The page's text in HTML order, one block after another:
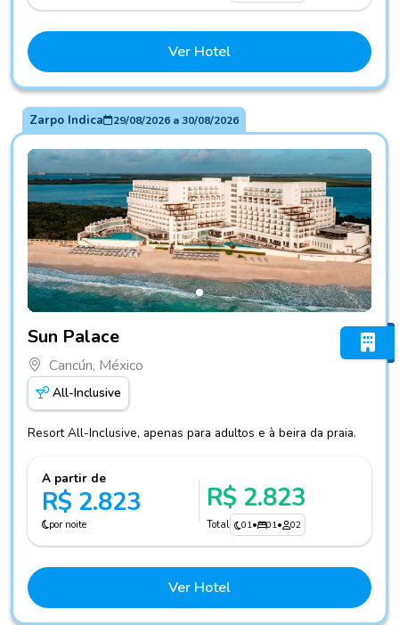
Ver Hotel
Zarpo Indica 29/08/2026a30/08/2026
Sun Palace
Cancún, México
All-Inclusive
Resort All-Inclusive, apenas para adultos e à beira da praia.
A partir de
R$ 2.823
por noite
R$ 2.823
Total 01• 01• 02
Ver Hotel